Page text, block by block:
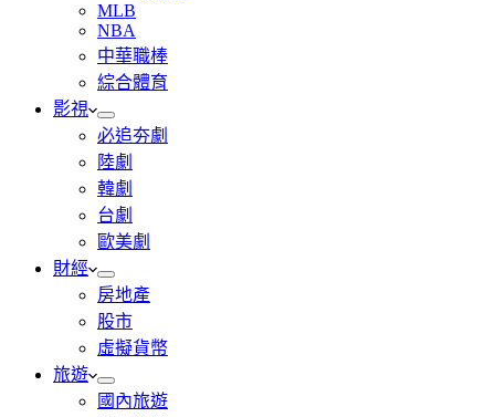
MLB
NBA
中華職棒
綜合體育
影視
必追夯劇
陸劇
韓劇
台劇
歐美劇
財經
房地產
股市
虛擬貨幣
旅遊
國內旅遊